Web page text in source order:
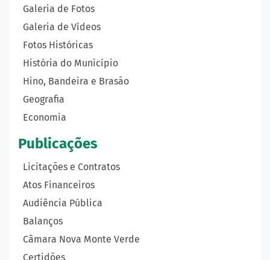
Galeria de Fotos
Galeria de Vídeos
Fotos Históricas
História do Município
Hino, Bandeira e Brasão
Geografia
Economia
Publicações
Licitações e Contratos
Atos Financeiros
Audiência Pública
Balanços
Câmara Nova Monte Verde
Certidões